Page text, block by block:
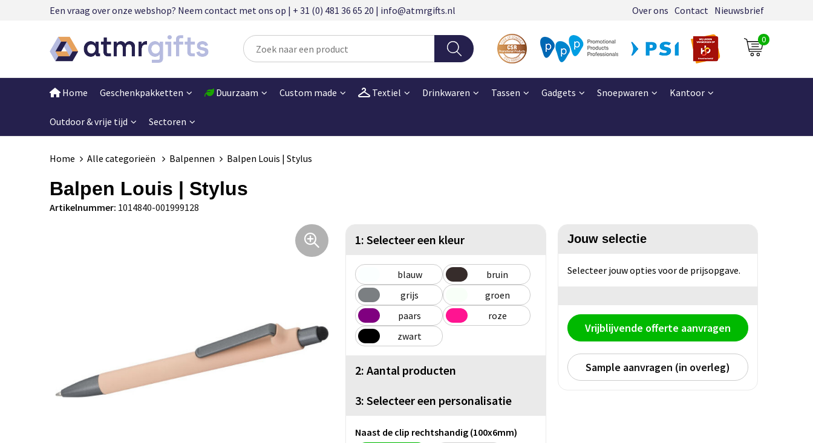
Een vraag over onze webshop? Neem contact met ons op | + 31 (0) 481 36 65 20 | info@atmrgifts.nl Over ons Contact Nieuwsbrief
0
Home Geschenkpakketten Duurzaam Custom made Textiel Drinkwaren Tassen Gadgets Snoepwaren Kantoor
Outdoor & vrije tijd Sectoren
Home Alle categorieën Balpennen Balpen Louis | Stylus
Balpen Louis | Stylus
Artikelnummer: 1014840-001999128
1: Selecteer een kleur
blauw
bruin
grijs
groen
paars
roze
zwart
2: Aantal producten
3: Selecteer een personalisatie
Naast de clip rechtshandig (100x6mm)
Jouw selectie
Selecteer jouw opties voor de prijsopgave.
Vrijblijvende offerte aanvragen
Sample aanvragen (in overleg)